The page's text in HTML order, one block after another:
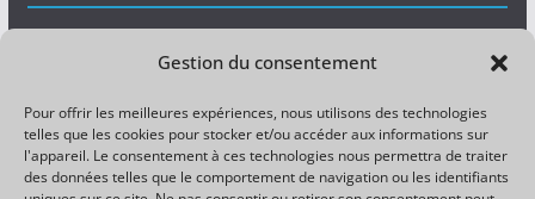
Gestion du consentement
Pour offrir les meilleures expériences, nous utilisons des technologies
telles que les cookies pour stocker et/ou accéder aux informations sur
l'appareil. Le consentement à ces technologies nous permettra de traiter
des données telles que le comportement de navigation ou les identifiants
Divers